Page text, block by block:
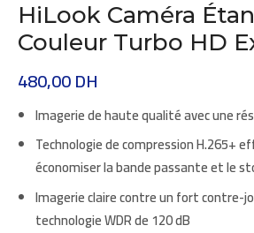
HiLook Caméra
Couleur Turbo HD
480,00DH
Imagerie de haute qualité avec une
Technologie de compression H.265+
économiser la bande passante et le
Imagerie claire contre un fort contre-
technologie WDR de 120 dB